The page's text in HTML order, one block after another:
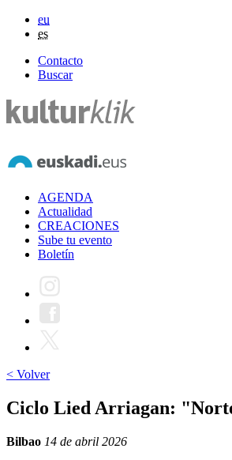
eu
es
Contacto
Buscar
AGENDA
Actualidad
CREACIONES
Sube tu evento
Boletín
< Volver
Ciclo Lied Arriagan:
Bilbao 14 de abril 2026